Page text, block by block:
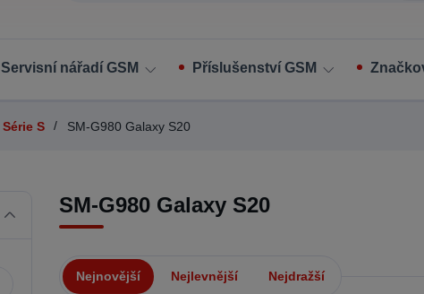
Servisní nářadí GSM Příslušenství GSM
Série S SM-G980 Galaxy S20
SM-G980 Galaxy S20
Nejnovější Nejlevnější Nejdražší